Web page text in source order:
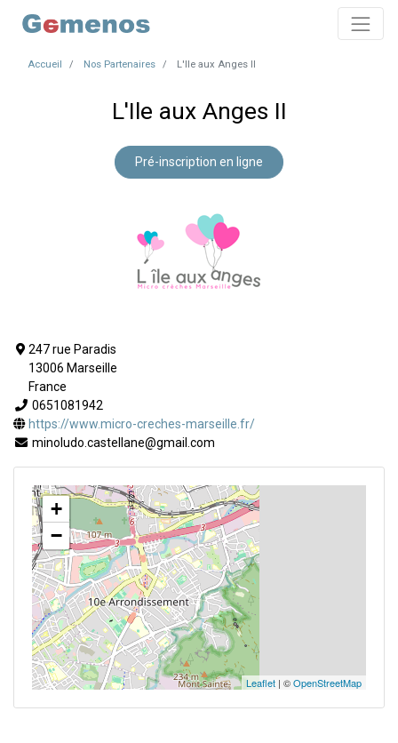
Accueil Nos Partenaires L'Ile aux Anges II
L'Ile aux Anges II
Pré-inscription en ligne
247 rue Paradis
13006 Marseille
France
0651081942
https://www.micro-creches-marseille.fr/
minoludo.castellane@gmail.com
+
−
Leaflet | ©OpenStreetMap